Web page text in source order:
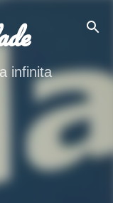
infinita